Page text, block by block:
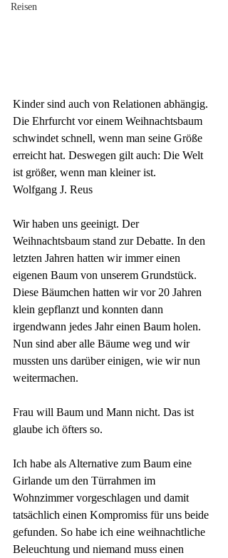
Reisen
Kinder sind auch von Relationen abhängig.
Die Ehrfurcht vor einem Weihnachtsbaum
schwindet schnell, wenn man seine Größe
erreicht hat. Deswegen gilt auch: Die Welt
ist größer, wenn man kleiner ist.
Wolfgang J. Reus
Wir haben uns geeinigt. Der
Weihnachtsbaum stand zur Debatte. In den
letzten Jahren hatten wir immer einen
eigenen Baum von unserem Grundstück.
Diese Bäumchen hatten wir vor 20 Jahren
klein gepflanzt und konnten dann
irgendwann jedes Jahr einen Baum holen.
Nun sind aber alle Bäume weg und wir
mussten uns darüber einigen, wie wir nun
weitermachen.
Frau will Baum und Mann nicht. Das ist
glaube ich öfters so.
Ich habe als Alternative zum Baum eine
Girlande um den Türrahmen im
Wohnzimmer vorgeschlagen und damit
tatsächlich einen Kompromiss für uns beide
gefunden. So habe ich eine weihnachtliche
Beleuchtung und niemand muss einen